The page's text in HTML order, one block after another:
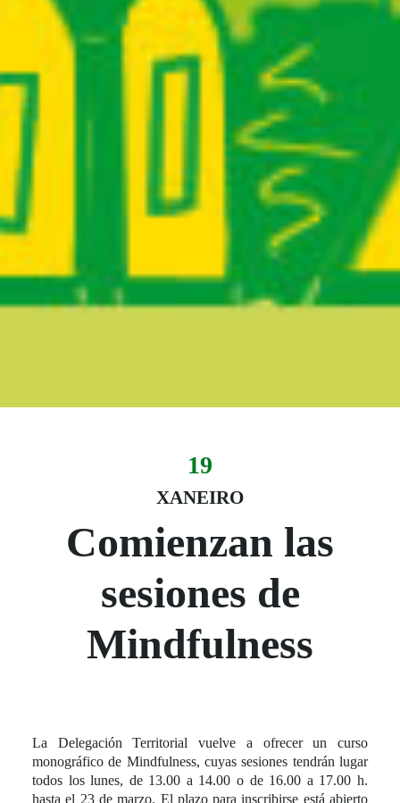
Fecha del evento
19
XANEIRO
19 xaneiro
Comienzan las
sesiones de
Mindfulness
La Delegación Territorial vuelve a ofrecer un curso
monográfico de Mindfulness, cuyas sesiones tendrán lugar
todos los lunes, de 13.00 a 14.00 o de 16.00 a 17.00 h.
hasta el 23 de marzo. El plazo para inscribirse está abierto